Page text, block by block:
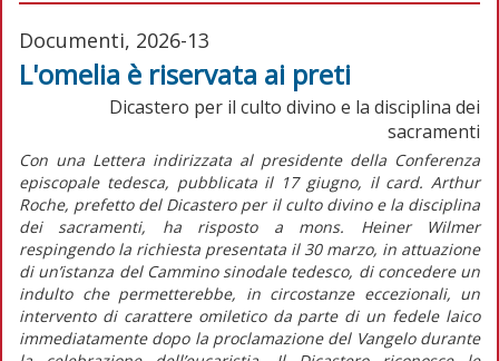
Documenti, 2026-13
L'omelia è riservata ai preti
Dicastero per il culto divino e la disciplina dei
sacramenti
Con una Lettera indirizzata al presidente della Conferenza
episcopale tedesca, pubblicata il 17 giugno, il card. Arthur
Roche, prefetto del Dicastero per il culto divino e la disciplina
dei sacramenti, ha risposto a mons. Heiner Wilmer
respingendo la richiesta presentata il 30 marzo, in attuazione
di un’istanza del Cammino sinodale tedesco, di concedere un
indulto che permetterebbe, in circostanze eccezionali, un
intervento di carattere omiletico da parte di un fedele laico
immediatamente dopo la proclamazione del Vangelo durante